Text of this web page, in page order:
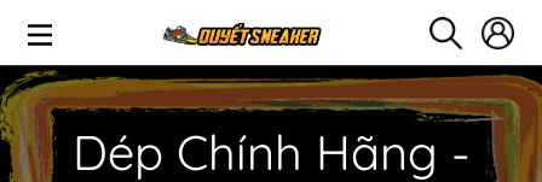
Dép Chính Hãng -